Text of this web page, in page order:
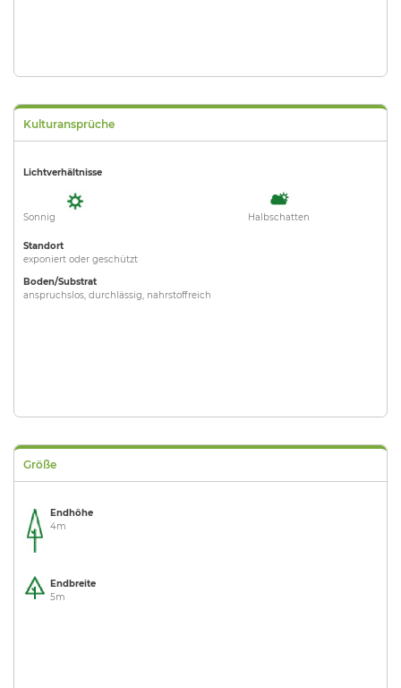
Kulturansprüche
Lichtverhältnisse
Sonnig Halbschatten
Standort
exponiert oder geschützt
Boden/Substrat
anspruchslos, durchlässig, nahrstoffreich
Größe
Endhöhe
4m
Endbreite
5m